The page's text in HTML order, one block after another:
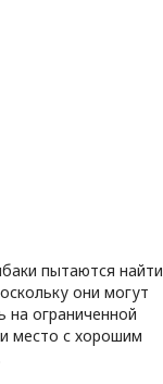
пытаются найти
они могут
на ограниченной
место с хорошим